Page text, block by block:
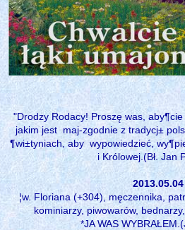
"Drodzy Rodacy! Proszę was,
jakim jest maj-zgodnie z tradycj±
¶wi±tyniach, aby wypowiedzieć,
i Królowej.(Bł. Jan
2013.05.04
¦w. Floriana (+304), męczennika,
kominiarzy, piwowarów,
*JA WAS